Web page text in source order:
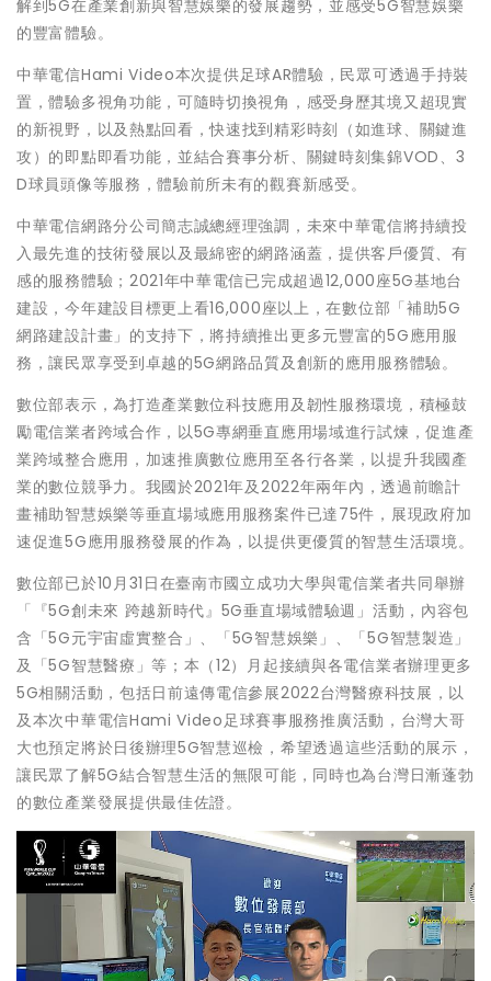
解到5G在產業創新與智慧娛樂的發展趨勢，並感受5G智慧娛樂
的豐富體驗。
中華電信Hami Video本次提供足球AR體驗，民眾可透過手持裝
置，體驗多視角功能，可隨時切換視角，感受身歷其境又超現實
的新視野，以及熱點回看，快速找到精彩時刻（如進球、關鍵進
攻）的即點即看功能，並結合賽事分析、關鍵時刻集錦VOD、3
D球員頭像等服務，體驗前所未有的觀賽新感受。
中華電信網路分公司簡志誠總經理強調，未來中華電信將持續投
入最先進的技術發展以及最綿密的網路涵蓋，提供客戶優質、有
感的服務體驗；2021年中華電信已完成超過12,000座5G基地台
建設，今年建設目標更上看16,000座以上，在數位部「補助5G
網路建設計畫」的支持下，將持續推出更多元豐富的5G應用服
務，讓民眾享受到卓越的5G網路品質及創新的應用服務體驗。
數位部表示，為打造產業數位科技應用及韌性服務環境，積極鼓
勵電信業者跨域合作，以5G專網垂直應用場域進行試煉，促進產
業跨域整合應用，加速推廣數位應用至各行各業，以提升我國產
業的數位競爭力。我國於2021年及2022年兩年內，透過前瞻計
畫補助智慧娛樂等垂直場域應用服務案件已達75件，展現政府加
速促進5G應用服務發展的作為，以提供更優質的智慧生活環境。
數位部已於10月31日在臺南市國立成功大學與電信業者共同舉辦
「『5G創未來 跨越新時代』5G垂直場域體驗週」活動，內容包
含「5G元宇宙虛實整合」、「5G智慧娛樂」、「5G智慧製造」
及「5G智慧醫療」等；本（12）月起接續與各電信業者辦理更多
5G相關活動，包括日前遠傳電信參展2022台灣醫療科技展，以
及本次中華電信Hami Video足球賽事服務推廣活動，台灣大哥
大也預定將於日後辦理5G智慧巡檢，希望透過這些活動的展示，
讓民眾了解5G結合智慧生活的無限可能，同時也為台灣日漸蓬勃
的數位產業發展提供最佳佐證。